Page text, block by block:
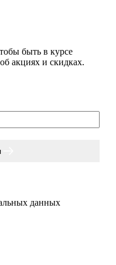
быть в курсе
акциях и скидках.
данных